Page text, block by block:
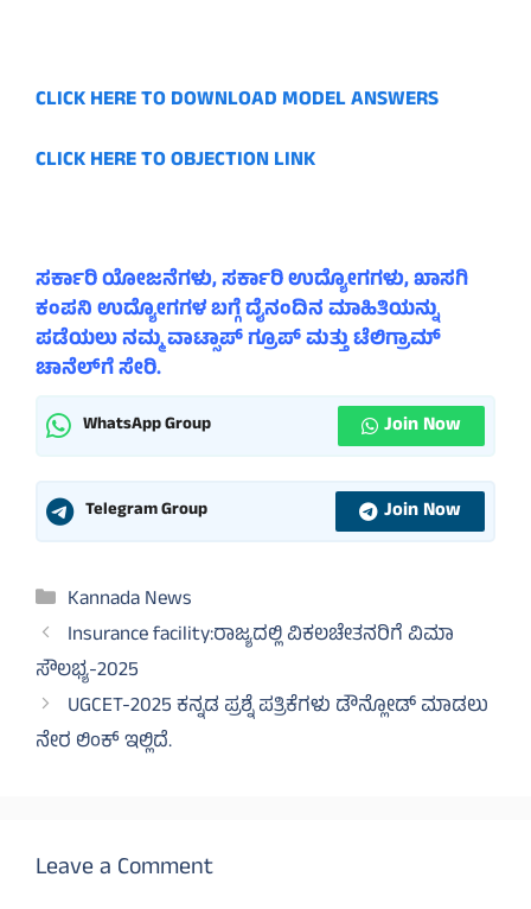
CLICK HERE TO DOWNLOAD MODEL ANSWERS
CLICK HERE TO OBJECTION LINK
ಸರ್ಕಾರಿ ಯೋಜನೆಗಳು, ಸರ್ಕಾರಿ ಉದ್ಯೋಗಗಳು, ಖಾಸಗಿ
ಕಂಪನಿ ಉದ್ಯೋಗಗಳ ಬಗ್ಗೆ ದೈನಂದಿನ ಮಾಹಿತಿಯನ್ನು
ಪಡೆಯಲು ನಮ್ಮ ವಾಟ್ಸಾಪ್ ಗ್ರೂಪ್ ಮತ್ತು ಟೆಲಿಗ್ರಾಮ್
ಚಾನೆಲ್‌ಗೆ ಸೇರಿ.
WhatsApp Group Join Now
Telegram Group Join Now
Categories
Kannada News
Insurance facility:ರಾಜ್ಯದಲ್ಲಿ ವಿಕಲಚೇತನರಿಗೆ ವಿಮಾ
ಸೌಲಭ್ಯ-2025
UGCET-2025 ಕನ್ನಡ ಪ್ರಶ್ನೆ ಪತ್ರಿಕೆಗಳು ಡೌನ್ಲೋಡ್ ಮಾಡಲು
ನೇರ ಲಿಂಕ್ ಇಲ್ಲಿದೆ.
Leave a Comment